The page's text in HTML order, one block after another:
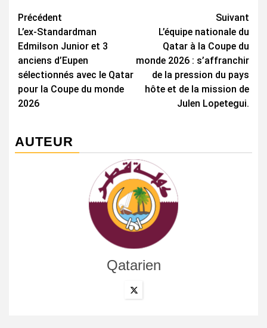
Navigation
d’article
Précédent
L’ex-Standardman
Edmilson Junior et 3
anciens d’Eupen
sélectionnés avec le Qatar
pour la Coupe du monde
2026
Suivant
L’équipe nationale du
Qatar à la Coupe du
monde 2026 : s’affranchir
de la pression du pays
hôte et de la mission de
Julen Lopetegui.
AUTEUR
Qatarien